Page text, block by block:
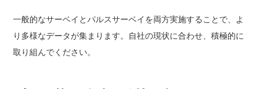
一般的なサーベイとパルスサーベイを両方実施することで、よ
り多様なデータが集まります。自社の現状に合わせ、積極的に
取り組んでください。